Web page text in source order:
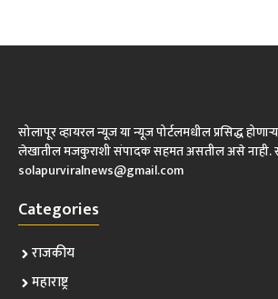
सोलापूर व्हायरल न्यूज या न्यूज पोर्टलमधील प्रसिद्ध
लेखातील मजकुराशी संपादक सहमत असतील असे नाही.
solapurviralnews@gmail.com
Categories
राजकीय
महाराष्ट्र